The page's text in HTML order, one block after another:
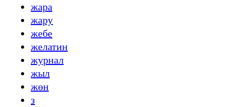
жара
жару
жебе
желатин
журнал
жыл
жөн
з